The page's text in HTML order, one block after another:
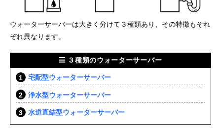
ウォーターサーバーは大きく分けて３種類あり、その特徴もそれ
ぞれ異なります。
３種類のウォーターサーバー
宅配型ウォーターサーバー
浄水型ウォーターサーバー
水道直結型ウォーターサーバー